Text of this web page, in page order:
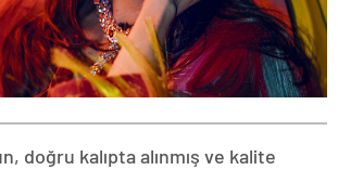
doğru kalıpta alınmış ve kalite